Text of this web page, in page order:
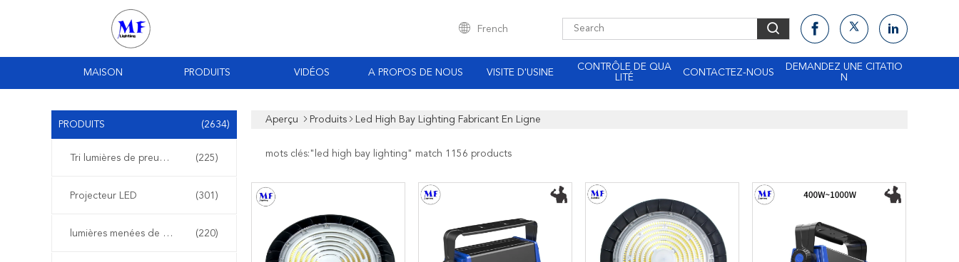
French
MAISON PRODUITS VIDÉOS A PROPOS DE NOUS VISITE D'USINE
CONTRÔLE DE QUA
LITÉ
CONTACTEZ-NOUS
DEMANDEZ UNE CITATIO
N
PRODUITS (2634)
Tri lumières de preuve de LED (225)
Projecteur LED (301)
lumières menées de stade (220)
Aperçu Produits Led High Bay Lighting Fabricant En Ligne
mots clés:" led high bay lighting " match 1156 products